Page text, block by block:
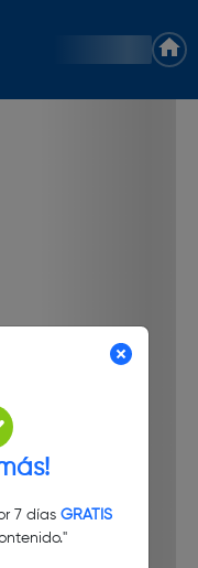
7 días GRATIS